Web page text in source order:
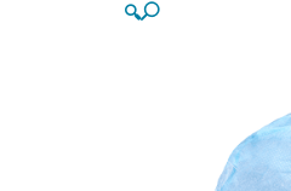
🔍